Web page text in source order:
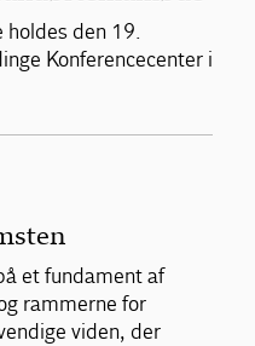
den 19.
Konferencecenter i
et fundament af
rammerne for
viden, der